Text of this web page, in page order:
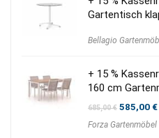
Gartentisch
Bellagio
+ 15 %
160 cm
685,00€
war:
585,00€
Forza Gartenmöbel